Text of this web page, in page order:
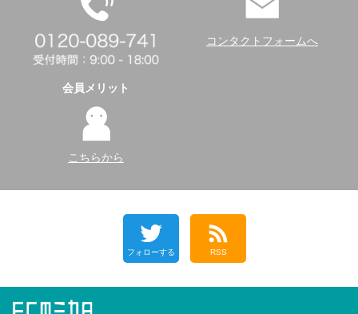
コンタクトフォームへ
会員メリット
こちらから
フォローする RSS